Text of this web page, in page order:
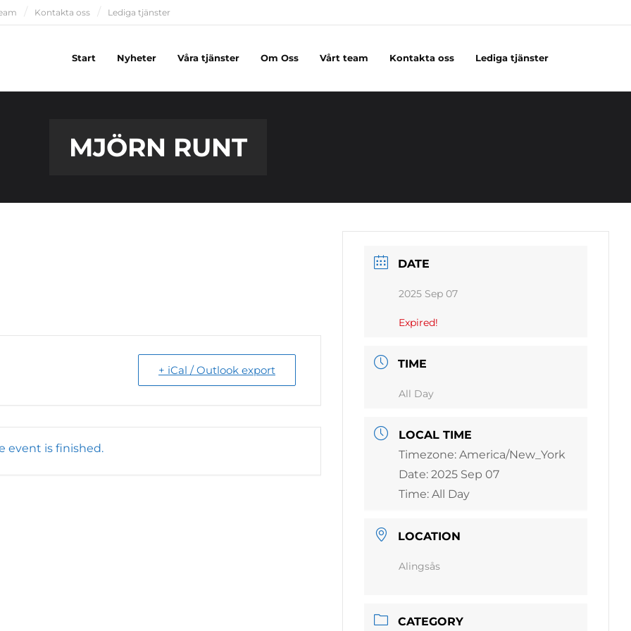
Kontakta oss Lediga tjänster
Start Nyheter Våra tjänster Om Oss Vårt team Kontakta oss Lediga tjänster
MJÖRN RUNT
+ iCal / Outlook export
event is finished.
DATE
2025 Sep 07
Expired!
TIME
All Day
LOCAL TIME
Timezone:America/New_York
Date:2025 Sep 07
Time:All Day
LOCATION
Alingsås
CATEGORY